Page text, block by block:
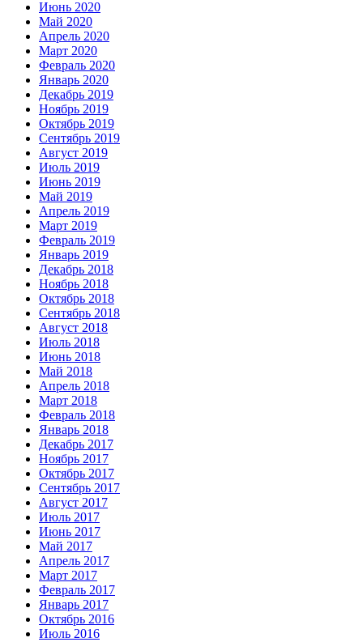
Июнь 2020
Май 2020
Апрель 2020
Март 2020
Февраль 2020
Январь 2020
Декабрь 2019
Ноябрь 2019
Октябрь 2019
Сентябрь 2019
Август 2019
Июль 2019
Июнь 2019
Май 2019
Апрель 2019
Март 2019
Февраль 2019
Январь 2019
Декабрь 2018
Ноябрь 2018
Октябрь 2018
Сентябрь 2018
Август 2018
Июль 2018
Июнь 2018
Май 2018
Апрель 2018
Март 2018
Февраль 2018
Январь 2018
Декабрь 2017
Ноябрь 2017
Октябрь 2017
Сентябрь 2017
Август 2017
Июль 2017
Июнь 2017
Май 2017
Апрель 2017
Март 2017
Февраль 2017
Январь 2017
Октябрь 2016
Июль 2016